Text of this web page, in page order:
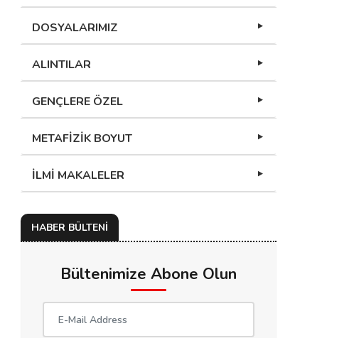
DOSYALARIMIZ
ALINTILAR
GENÇLERE ÖZEL
METAFİZİK BOYUT
İLMİ MAKALELER
HABER BÜLTENİ
Bültenimize Abone Olun